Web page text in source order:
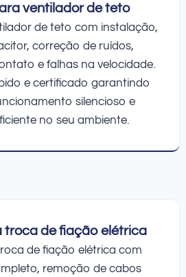
ventilador de teto
de teto com instalação,
correção de ruídos,
e falhas na velocidade.
e certificado garantindo
silencioso e
no seu ambiente.
troca de fiação elétrica
de fiação elétrica com
remoção de cabos